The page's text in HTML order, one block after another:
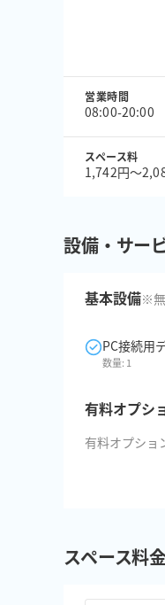
営業時間
08:00-20:00
スペース料
1,742円〜
設備・サー
基本設備※
PC接続用
数量: 1
有料オプシ
有料オプショ
スペース料